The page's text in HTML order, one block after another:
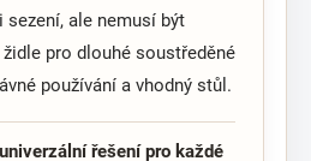
sezení, ale nemusí být
pro dlouhé soustředěné
používání a vhodný stůl.
řešení pro každé